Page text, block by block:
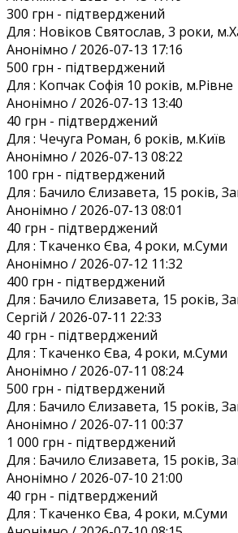
300 грн - підтверджений
Для : Новіков Святослав, 3 роки,
Анонiмно / 2026-07-13 17:16
500 грн - підтверджений
Для : Копчак Софія 10 років, м.Рівне
Анонiмно / 2026-07-13 13:40
40 грн - підтверджений
Для : Чечуга Роман, 6 років, м.Київ
Анонiмно / 2026-07-13 08:22
100 грн - підтверджений
Для : Бачило Єлизавета, 15 років,
Анонiмно / 2026-07-13 08:01
40 грн - підтверджений
Для : Ткаченко Єва, 4 роки, м.Суми
Анонiмно / 2026-07-12 11:32
400 грн - підтверджений
Для : Бачило Єлизавета, 15 років,
Сергій / 2026-07-11 22:33
40 грн - підтверджений
Для : Ткаченко Єва, 4 роки, м.Суми
Анонiмно / 2026-07-11 08:24
500 грн - підтверджений
Для : Бачило Єлизавета, 15 років,
Анонiмно / 2026-07-11 00:37
1 000 грн - підтверджений
Для : Бачило Єлизавета, 15 років,
Анонiмно / 2026-07-10 21:00
40 грн - підтверджений
Для : Ткаченко Єва, 4 роки, м.Суми